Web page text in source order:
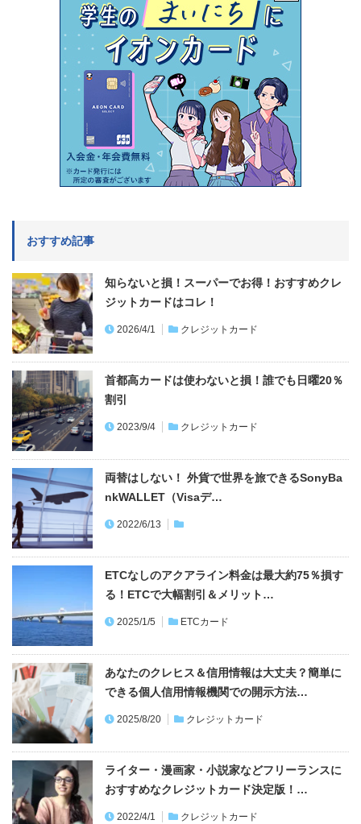
おすすめ記事
知らないと損！スーパーでお得！おすすめクレ
ジットカードはコレ！
2026/4/1 クレジットカード
首都高カードは使わないと損！誰でも日曜20％
割引
2023/9/4 クレジットカード
両替はしない！ 外貨で世界を旅できるSonyBa
nkWALLET（Visaデ…
2022/6/13
ETCなしのアクアライン料金は最大約75％損す
る！ETCで大幅割引＆メリット…
2025/1/5 ETCカード
あなたのクレヒス＆信用情報は大丈夫？簡単に
できる個人信用情報機関での開示方法…
2025/8/20 クレジットカード
ライター・漫画家・小説家などフリーランスに
おすすめなクレジットカード決定版！…
2022/4/1 クレジットカード